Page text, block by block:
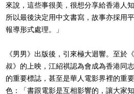
來說，這些事很美，很想分享給香港人知
所以最後決定用中文書寫，故事亦採用
報導形式處理。」
《男男》出版後，引來極大迴響。至於《
叔》的上映，江紹祺認為會成為香港同
的重要標誌，甚至是華人電影界裡的重
色：「書跟電影是互相影響的，讓大家